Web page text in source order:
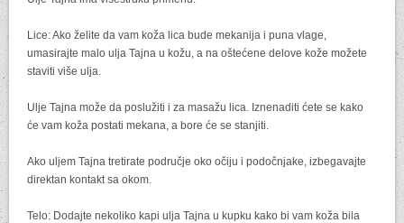
Lice: Ako želite da vam koža lica bude mekanija i puna vlage,
umasirajte malo ulja Tajna u kožu, a na oštećene delove kože možete
staviti više ulja.
Ulje Tajna može da poslužiti i za masažu lica. Iznenaditi ćete se kako
će vam koža postati mekana, a bore će se stanjiti.
Ako uljem Tajna tretirate područje oko očiju i podočnjake, izbegavajte
direktan kontakt sa okom.
Telo: Dodajte nekoliko kapi ulja Tajna u kupku kako bi vam koža bila